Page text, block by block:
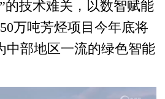
的技术难关，以数智赋能
万吨芳烃项目今年底将
中部地区一流的绿色智能